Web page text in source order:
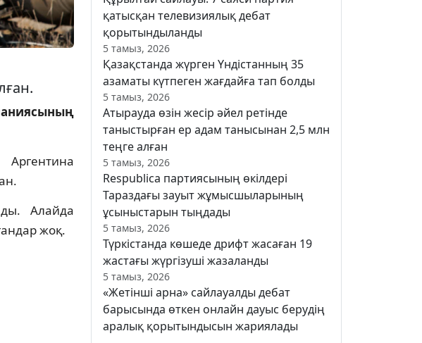
Алайда
жоқ.
қатысқан телевизиялық дебат
қорытындыланды
5 тамыз, 2026
Қазақстанда жүрген Үндістанның 35
азаматы күтпеген жағдайға тап болды
5 тамыз, 2026
Атырауда өзін жесір әйел ретінде
таныстырған ер адам танысынан 2,5 млн
теңге алған
5 тамыз, 2026
Respublica партиясының өкілдері
Тараздағы зауыт жұмысшыларының
ұсыныстарын тыңдады
5 тамыз, 2026
Түркістанда көшеде дрифт жасаған 19
жастағы жүргізуші жазаланды
5 тамыз, 2026
«Жетінші арна» сайлауалды дебат
барысында өткен онлайн дауыс берудің
аралық қорытындысын жариялады